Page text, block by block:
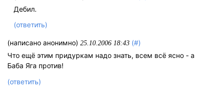
Дебил.
(ответить)
(написано анонимно) 25.10.2006 18:43 (#)
Что ещё этим придуркам надо знать, всем всё ясно - а
Баба Яга против!
(ответить)